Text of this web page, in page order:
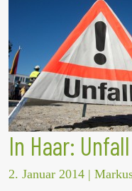
In Haar:
2. Januar 2014 |